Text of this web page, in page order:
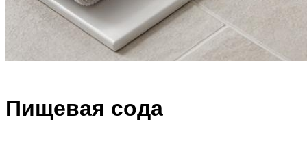
Пищевая сода